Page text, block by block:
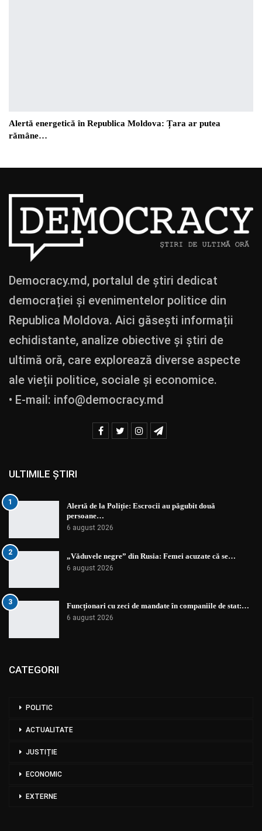
Alertă energetică în Republica Moldova: Țara ar putea
rămâne…
Democracy.md, portalul de știri dedicat
democrației și evenimentelor politice din
Republica Moldova. Aici găsești informații
echidistante, analize obiective și știri de
ultimă oră, care explorează diverse aspecte
ale vieții politice, sociale și economice.
• E-mail: info@democracy.md
ULTIMILE ȘTIRI
1
Alertă de la Poliție: Escrocii au păgubit două
persoane…
6 august 2026
2 „Văduvele negre” din Rusia: Femei acuzate că se…
6 august 2026
3 Funcționari cu zeci de mandate în companiile de stat:…
6 august 2026
CATEGORII
POLITIC
ACTUALITATE
JUSTIȚIE
ECONOMIC
EXTERNE